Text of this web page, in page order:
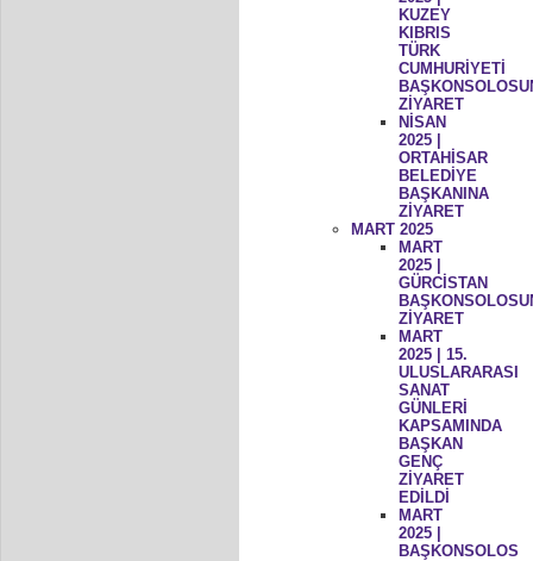
KUZEY
KIBRIS
TÜRK
CUMHURİYETİ
ZİYARET
NİSAN
2025 |
ORTAHİSAR
BELEDİYE
BAŞKANINA
ZİYARET
MART 2025
MART
2025 |
GÜRCİSTAN
ZİYARET
MART
2025 | 15.
ULUSLARARASI
SANAT
GÜNLERİ
KAPSAMINDA
BAŞKAN
GENÇ
ZİYARET
EDİLDİ
MART
2025 |
BAŞKONSOLOS